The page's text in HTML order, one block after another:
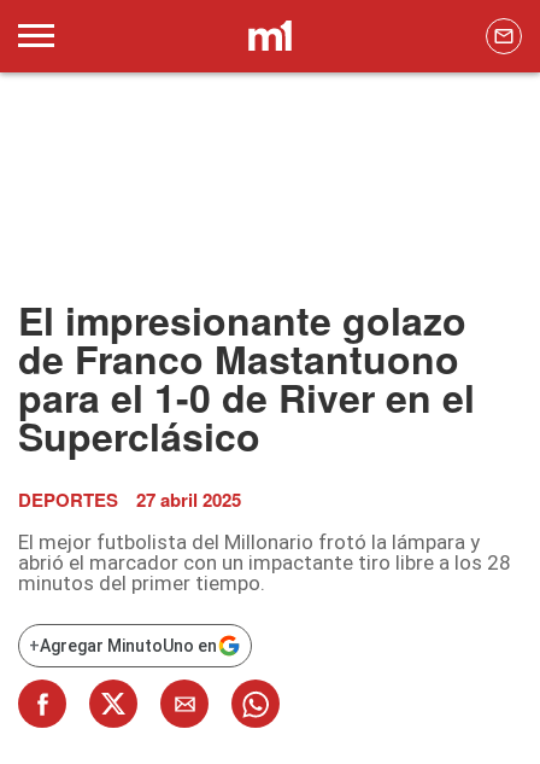
El impresionante golazo
de Franco Mastantuono
para el 1-0 de River en el
Superclásico
DEPORTES 27 abril 2025
El mejor futbolista del Millonario frotó la lámpara y
abrió el marcador con un impactante tiro libre a los 28
minutos del primer tiempo.
+Agregar MinutoUno en